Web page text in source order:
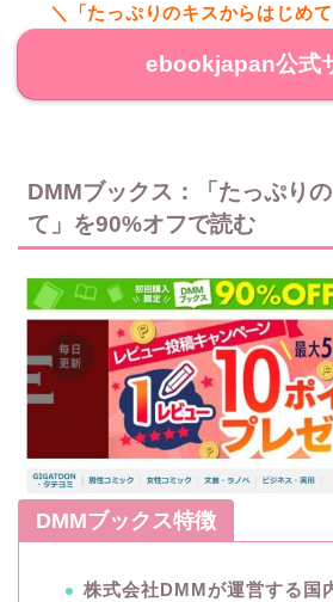
＼「たっぷりのキスからはじめ
ebookjapan公式
DMMブックス：「たっぷり
て」を90%オフで読む
DMMブックス特徴
株式会社DMMが運営する国